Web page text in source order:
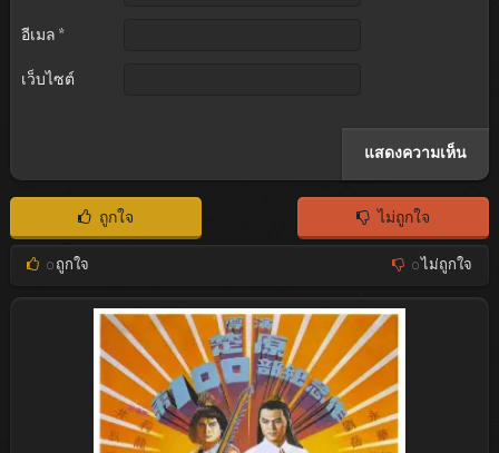
อีเมล *
เว็บไซต์
ถูกใจ ไม่ถูกใจ
0ถูกใจ 0ไม่ถูกใจ